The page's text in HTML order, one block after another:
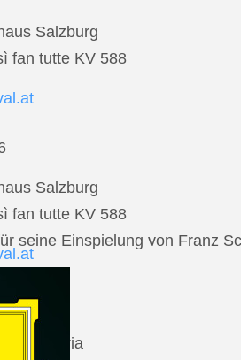
Salzburg
fan tutte KV 588
Salzburg
fan tutte KV 588
Maria
seine Einspielung von Franz